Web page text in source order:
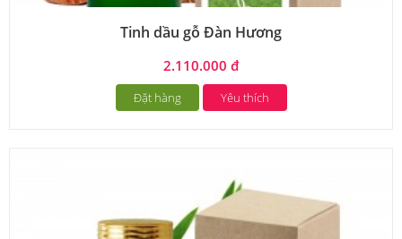
Tinh dầu gỗ Đàn Hương
2.110.000 đ
Đặt hàng Yêu thích